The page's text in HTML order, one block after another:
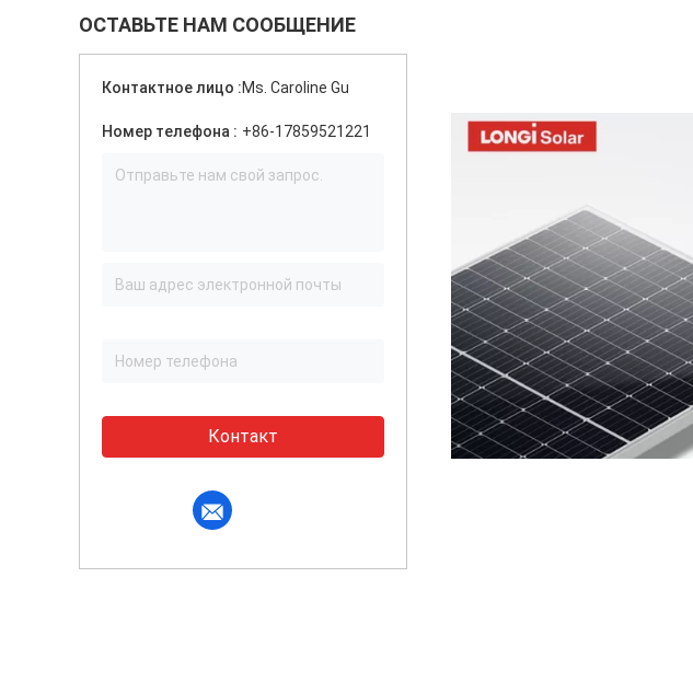
ОСТАВЬТЕ НАМ СООБЩЕНИЕ
Контактное лицо :Ms. Caroline Gu
Номер телефона : +86-17859521221
Контакт